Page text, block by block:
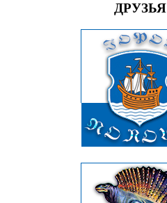
ДРУЗЬЯ